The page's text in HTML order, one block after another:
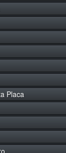
Placa